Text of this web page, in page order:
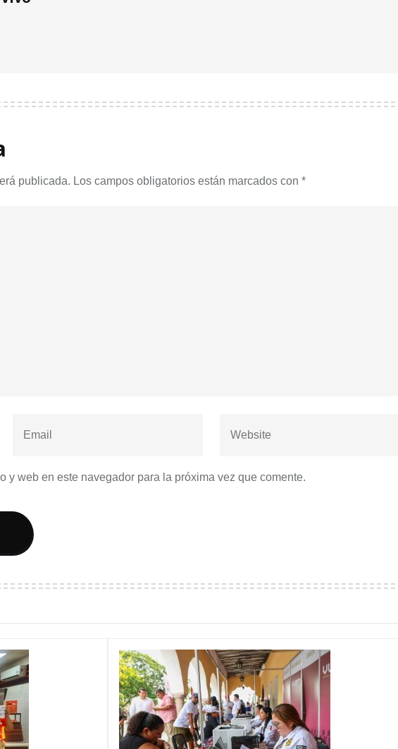
publicada. Los campos obligatorios están marcados con *
y web en este navegador para la próxima vez que comente.